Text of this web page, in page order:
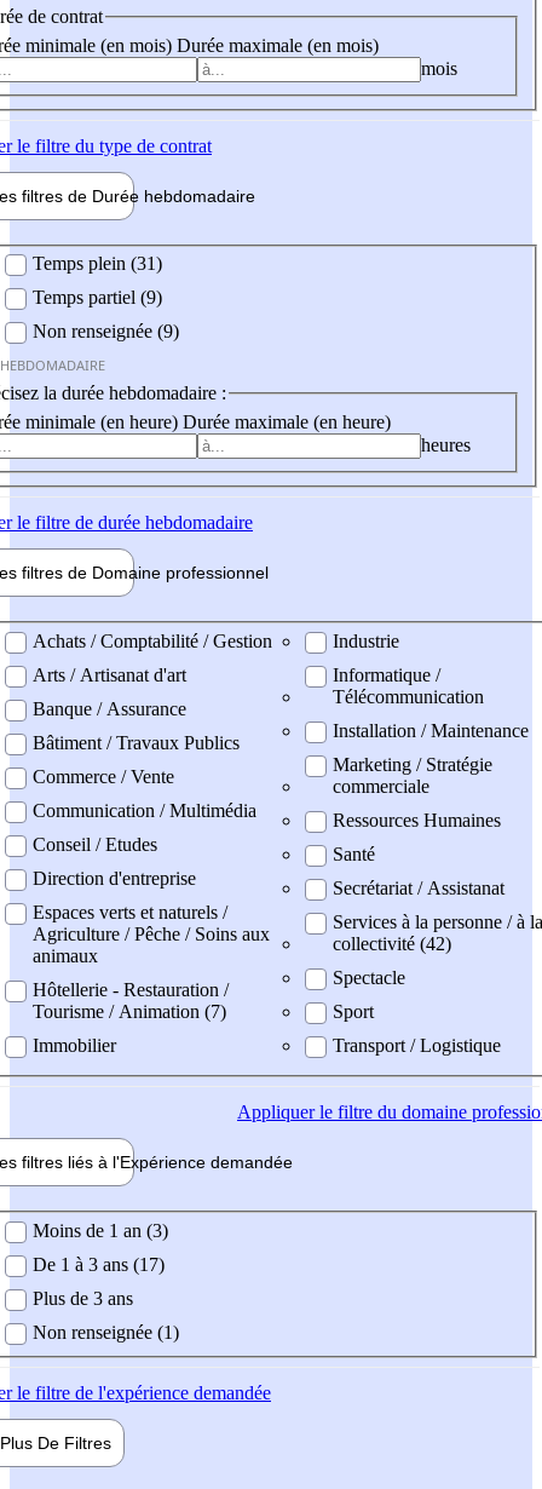
de contrat
minimale (en mois) Durée maximale (en mois)
mois
le filtre du type de contrat
filtres de Durée hebdomadaire
Temps plein (31)
Temps partiel (9)
Non renseignée (9)
la durée hebdomadaire :
minimale (en heure) Durée maximale (en heure)
heures
le filtre de durée hebdomadaire
filtres de Domaine professionnel
professionel
Achats / Comptabilité / Gestion
Arts / Artisanat d'art
Banque / Assurance
Bâtiment / Travaux Publics
Commerce / Vente
Communication / Multimédia
Conseil / Etudes
Direction d'entreprise
Espaces verts et naturels /
Agriculture / Pêche / Soins aux
animaux
Hôtellerie - Restauration /
Tourisme / Animation (7)
Immobilier
Industrie
Informatique /
Télécommunication
Installation / Maintenance
Marketing / Stratégie
commerciale
Ressources Humaines
Santé
Secrétariat / Assistanat
Services à la personne / à la
collectivité (42)
Spectacle
Sport
Transport / Logistique
Appliquerle filtre du domaine
filtres liés à l'Expérience demandée
demandée
Moins de 1 an (3)
De 1 à 3 ans (17)
Plus de 3 ans
Non renseignée (1)
le filtre de l'expérience demandée
Plus De Filtres